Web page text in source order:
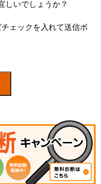
しいでしょうか？
ェックを入れて送信ボ